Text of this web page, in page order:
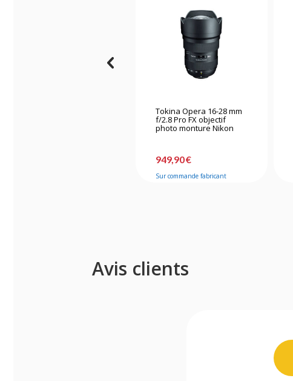
Tokina Opera 16-28 mm
f/2.8 Pro FX objectif
photo monture Nikon
949,90 €
Sur commande fabricant
Avis clients